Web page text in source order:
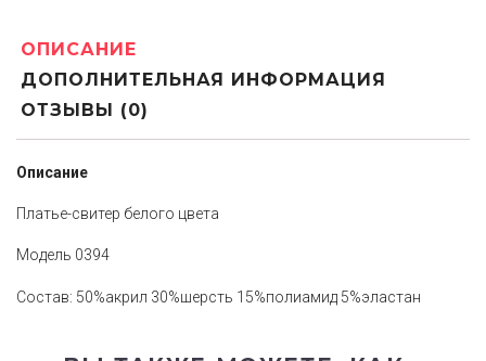
ОПИСАНИЕ
ДОПОЛНИТЕЛЬНАЯ ИНФОРМАЦИЯ
ОТЗЫВЫ (0)
Описание
Платье-свитер белого цвета
Модель 0394
Состав: 50%акрил 30%шерсть 15%полиамид 5%эластан